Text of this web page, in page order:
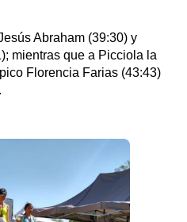
Abraham (39:30) y
mientras que a Picciola la
Florencia Farias (43:43)